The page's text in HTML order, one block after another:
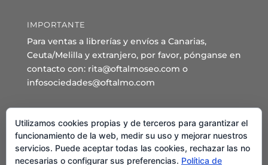
IMPORTANTE
Para ventas a librerías y envíos a Canarias,
Ceuta/Melilla y extranjero, por favor, pónganse en
contacto con: rita@oftalmoseo.com o
infosociedades@oftalmo.com
Sede Administrativa y Secretaría General
C/ Arcipreste de Hita 14 – 1º Derecha.
28015 – Madrid
Teléfono: 91 544 80 35 - 91 544 58 79
Utilizamos cookies propias y de terceros para garantizar el
funcionamiento de la web, medir su uso y mejorar nuestros
servicios. Puede aceptar todas las cookies, rechazar las no
necesarias o configurar sus preferencias. Política de